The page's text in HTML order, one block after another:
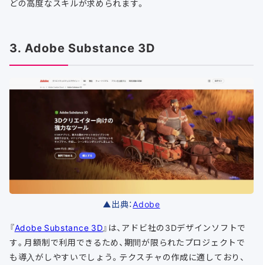
どの高度なスキルが求められます。
3. Adobe Substance 3D
▲出典：Adobe
『Adobe Substance 3D』は、アドビ社の3Dデザインソフトで
す。月額制で利用できるため、期間が限られたプロジェクトで
も導入がしやすいでしょう。テクスチャの作成に適しており、